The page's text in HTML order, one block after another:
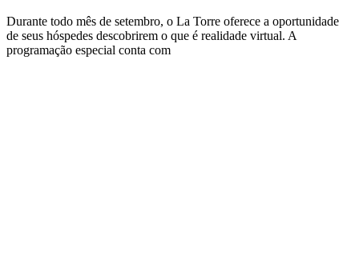
Durante todo mês de setembro, o La Torre oferece a oportunidade
de seus hóspedes descobrirem o que é realidade virtual. A
programação especial conta com